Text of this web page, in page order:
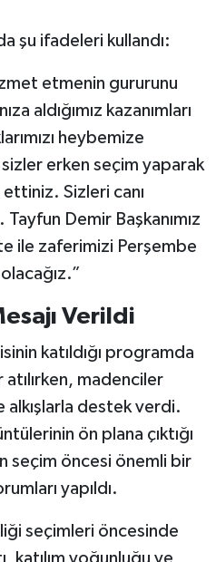
şu ifadeleri kullandı:
etmenin gururunu
aldığımız kazanımları
heybemize
erken seçim yaparak
Sizleri canı
Demir Başkanımız
ile zaferimizi Perşembe
Verildi
katıldığı programda
atılırken, madenciler
alkışlarla destek verdi.
ön plana çıktığı
seçim öncesi önemli bir
yapıldı.
seçimleri öncesinde
katılım yoğunluğu ve